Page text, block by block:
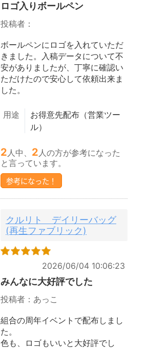
ロゴ入りボールペン
投稿者：
ボールペンにロゴを入れていただ
きました。入稿データについて不
安がありましたが、丁寧に確認い
ただけたので安心して依頼出来ま
した。
用途
お得意先配布（営業ツー
ル）
2 人中、 2 人の方が参考になった
と言っています。
参考になった！
クルリト デイリーバッグ
(再生ファブリック)
2026/06/04 10:06:23
みんなに大好評でした
投稿者：あっこ
組合の周年イベントで配布しまし
た。
色も、ロゴもいいと大好評でし